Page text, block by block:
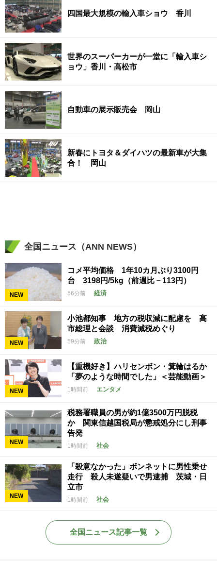
四国最大規模の輸入車ショウ 香川
世界のスーパーカーが一堂に「輸入車シ
ョウ」香川・高松市
自動車の展示販売会 岡山
新春にトヨタ＆ダイハツの最新車が大集
合！ 岡山
全国ニュース（ANN NEWS）
NEW
コメ平均価格 1年10カ月ぶり3100円
台 3198円/5kg（前週比－113円）
56分前 経済
NEW
小池都知事 地方の税収減に配慮を 高
市総理と会談 消費減税めぐり
59分前 政治
NEW
【重機好き】ハリセンボン・箕輪はるか
「夢のような時間でした」＜芸能動画＞
1時間前 エンタメ
NEW
税務署職員の男が約1億3500万円脱税
か 関東信越国税局が懲戒処分にし刑事
告発
1時間前 社会
NEW
「殺意なかった」ボンネットに男性乗せ
走行 殺人未遂疑いで男逮捕 茨城・日
立市
1時間前 社会
全国ニュース記事一覧